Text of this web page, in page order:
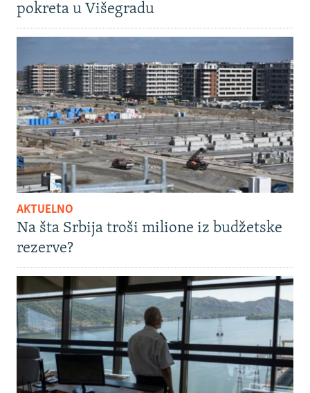
pokreta u Višegradu
AKTUELNO
Na šta Srbija troši milione iz budžetske
rezerve?